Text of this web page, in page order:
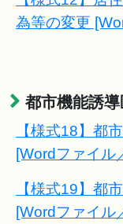
為等の変更
都市機能誘
【様式18】都
[Wordファイル
【様式19】都
[Wordファイル